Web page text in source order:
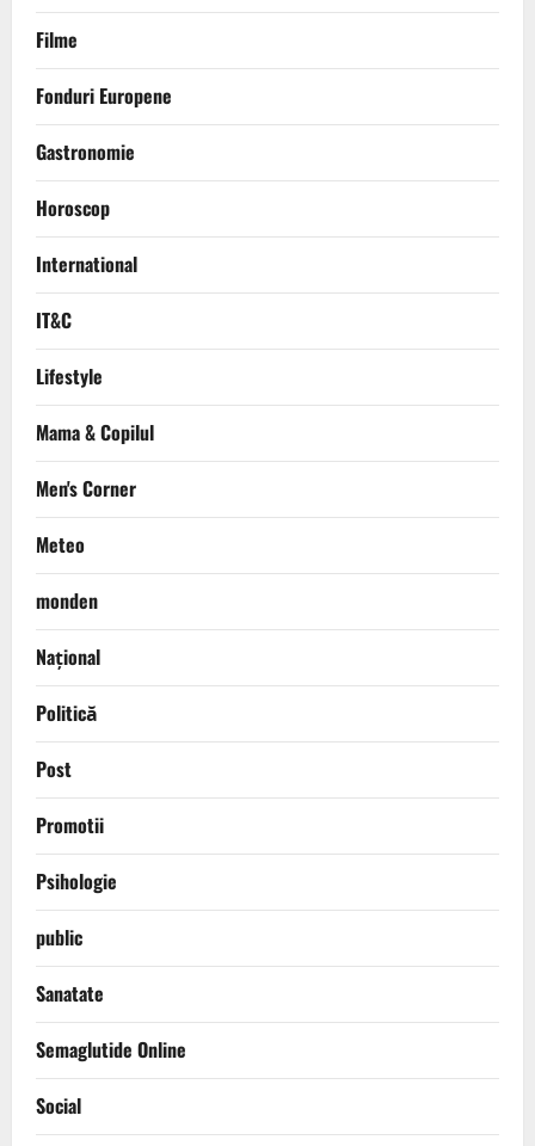
Filme
Fonduri Europene
Gastronomie
Horoscop
International
IT&C
Lifestyle
Mama & Copilul
Men's Corner
Meteo
monden
Național
Politică
Post
Promotii
Psihologie
public
Sanatate
Semaglutide Online
Social